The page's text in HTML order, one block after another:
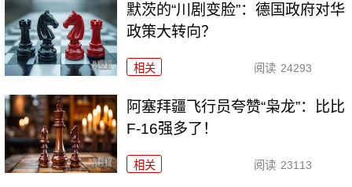
默茨的“川剧变脸”：德国政府对华
政策大转向？
相关 阅读 24293
阿塞拜疆飞行员夸赞“枭龙”：比比
F-16强多了！
相关 阅读 23113